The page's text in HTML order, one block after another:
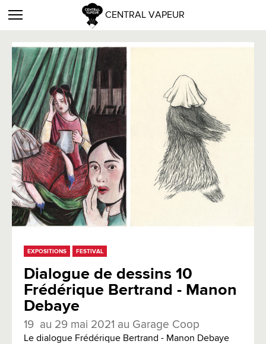
CENTRAL VAPEUR
EXPOSITIONS FESTIVAL
Dialogue de dessins 10
Frédérique Bertrand - Manon
Debaye
19 au 29 mai 2021 au Garage Coop
Le dialogue Frédérique Bertrand - Manon Debaye